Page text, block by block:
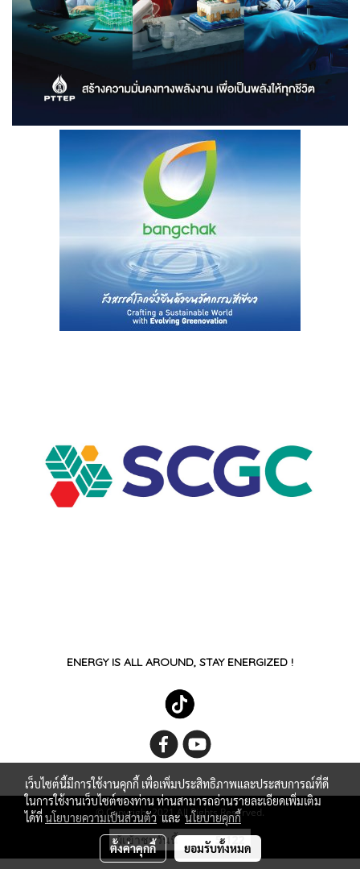
ENERGY IS ALL AROUND, STAY ENERGIZED !
© Copyright 2021 All Rights Reserved.
ผู้เข้าชมวันนี้ 5,122
เว็บไซต์นี้มีการใช้งานคุกกี้ เพื่อเพิ่มประสิทธิภาพและประสบการณ์ที่ดี
ในการใช้งานเว็บไซต์ของท่าน ท่านสามารถอ่านรายละเอียดเพิ่มเติม
ได้ที่นโยบายความเป็นส่วนตัวและนโยบายคุกกี้
ตั้งค่าคุกกี้ ยอมรับทั้งหมด